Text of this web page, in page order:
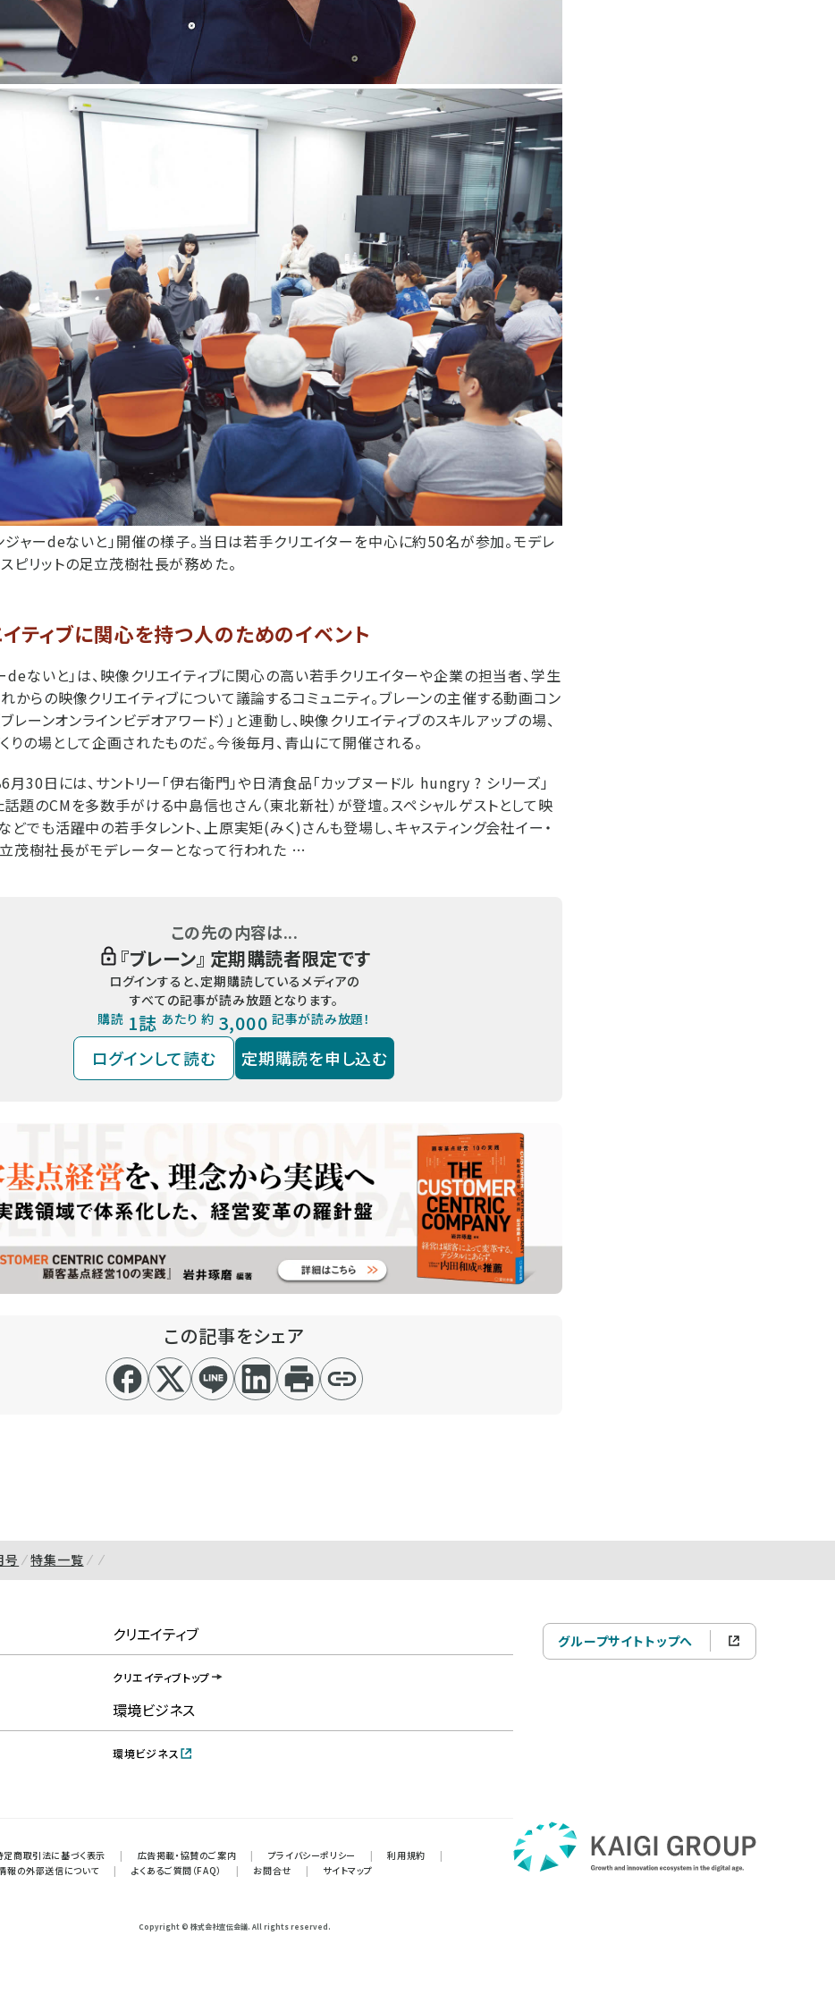
ジャーdeないと」開催の様子。当日は若手クリエイターを中心に約50名が参加。モデレ
ピリットの足立茂樹社長が務めた。
ティブに関心を持つ人のためのイベント
deないと」は、映像クリエイティブに関心の高い若手クリエイターや企業の担当者、学生
からの映像クリエイティブについて議論するコミュニティ。ブレーンの主催する動画コン
ブレーンオンラインビデオアワード）」と連動し、映像クリエイティブのスキルアップの場、
りの場として企画されたものだ。今後毎月、青山にて開催される。
30日には、サントリー「伊右衛門」や日清食品「カップヌードル hungry ? シリーズ」
題のCMを多数手がける中島信也さん（東北新社）が登壇。スペシャルゲストとして映
どでも活躍中の若手タレント、上原実矩(みく)さんも登場し、キャスティング会社イー・
立茂樹社長がモデレーターとなって行われた …
この先の内容は...
『ブレーン』 定期購読者限定です
ログインすると、定期購読しているメディアの
すべての記事が読み放題となります。
購読 1誌 あたり 約 3,000 記事が読み放題！
ログインして読む 定期購読を申し込む
この記事をシェア
号 特集一覧
クリエイティブ
クリエイティブトップ
環境ビジネス
環境ビジネス
定商取引法に基づく表示 | 広告掲載・協賛のご案内 | プライバシーポリシー | 利用規約
|
報の外部送信について | よくあるご質問（FAQ） | お問合せ | サイトマップ
グループサイトトップへ
Copyright © 株式会社宣伝会議. All rights reserved.